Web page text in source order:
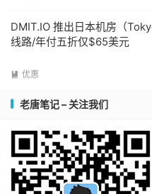
DMIT.IO 推出日本机房（
线路/年付五折仅$65美元
 优惠
老唐笔记 – 关注我们